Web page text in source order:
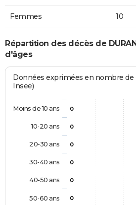
Femmes 10
Répartition des décès de
d'âges
Données exprimées en nombre de
Insee)
0
0
0
0
0
0
Moins de 10 ans
10-20 ans
20-30 ans
30-40 ans
40-50 ans
50-60 ans